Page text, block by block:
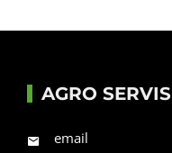
AGRO SERVIS
email